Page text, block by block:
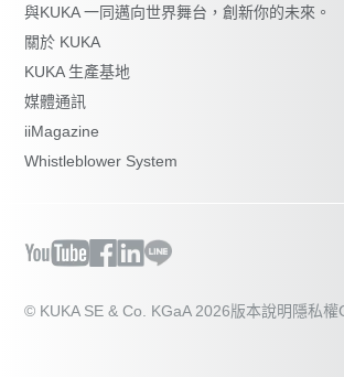
與KUKA 一同邁向世界舞台，創新你的未來。
關於 KUKA
KUKA 生產基地
媒體通訊
iiMagazine
Whistleblower System
© KUKA SE & Co. KGaA 2026版本說明 隱私權